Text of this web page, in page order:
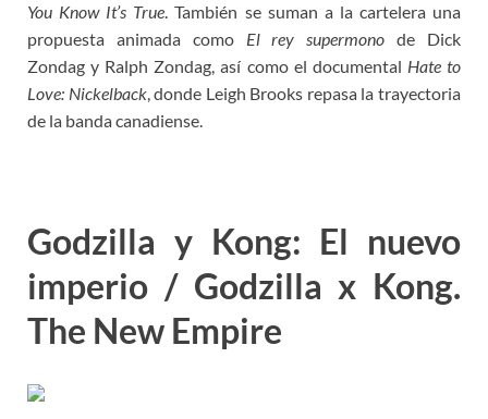
You Know It’s True. También se suman a la cartelera una
propuesta animada como El rey supermono de Dick
Zondag y Ralph Zondag, así como el documental Hate to
Love: Nickelback, donde Leigh Brooks repasa la trayectoria
de la banda canadiense.
Godzilla y Kong: El nuevo
imperio / Godzilla x Kong.
The New Empire